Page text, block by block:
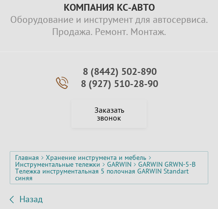
КОМПАНИЯ КС-АВТО
Оборудование и инструмент для автосервиса.
Продажа. Ремонт. Монтаж.
8 (8442) 502-890
8 (927) 510-28-90
Заказать
звонок
Главная Хранение инструмента и мебель
Инструментальные тележки GARWIN GARWIN GRWN-5-B
Тележка инструментальная 5 полочная GARWIN Standart
синяя
Назад